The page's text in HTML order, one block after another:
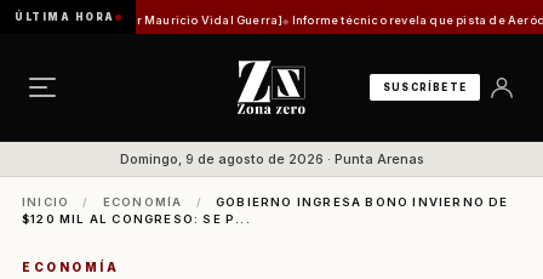
ÚLTIMA HORA
histórica [Por Mauricio Vidal Guerra] Informe técnico revela que pista de Aeródromo
SUSCRÍBETE
Domingo, 9 de agosto de 2026 · Punta Arenas
INICIO / ECONOMÍA /
GOBIERNO INGRESA BONO INVIERNO DE
$120 MIL AL CONGRESO: SE P...
ECONOMÍA